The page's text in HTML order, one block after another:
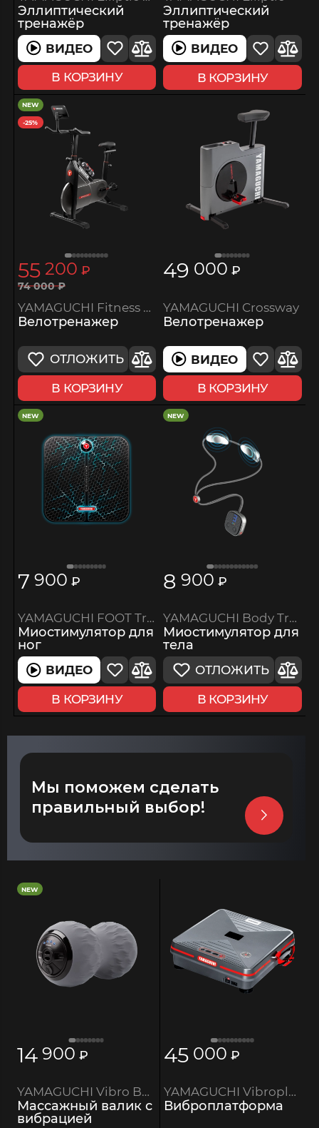
Эллиптический
тренажёр
ВИДЕО
В КОРЗИНУ
Эллиптический
тренажёр
ВИДЕО
В КОРЗИНУ
NEW
-25%
55 200 ₽
74 000₽
YAMAGUCHI Fitness Bike Light
Велотренажер
ОТЛОЖИТЬ
В КОРЗИНУ
49 000 ₽
YAMAGUCHI Crossway
Велотренажер
ВИДЕО
В КОРЗИНУ
NEW
7 900 ₽
YAMAGUCHI FOOT Trainer MIO
Миостимулятор для
ног
ВИДЕО
В КОРЗИНУ
NEW
8 900 ₽
YAMAGUCHI Body Trainer MIO
Миостимулятор для
тела
ОТЛОЖИТЬ
В КОРЗИНУ
Мы поможем сделать
правильный выбор!
NEW
14 900 ₽
YAMAGUCHI Vibro Ball
Массажный валик с
вибрацией
45 000 ₽
YAMAGUCHI Vibroplate Shape Up
Виброплатформа